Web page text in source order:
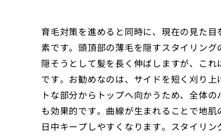
育毛対策を進めると同時に、現在の見た
素です。頭頂部の薄毛を隠すスタイリン
隠そうとして髪を長く伸ばしますが、こ
です。お勧めなのは、サイドを短く刈り
トな部分からトップへ向かうため、全体
も効果的です。曲線が生まれることで地
日中キープしやすくなります。スタイリ